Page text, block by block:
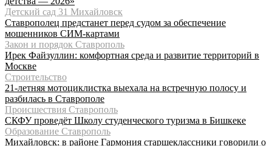
Детский сад 31 Михайловск
Ставрополец предстанет перед судом за обеспечение
мошенников СИМ-картами
Закон и порядок Ставрополь
Ирек Файзуллин: комфортная среда и развитие территорий в
Москве
Строительство
21-летняя мотоциклистка выехала на встречную полосу и
разбилась в Ставрополе
Происшествия Ставрополь
СКФУ проведёт Школу студенческого туризма в Бишкеке
Образование Ставрополь
Михайловск: в районе Гармония старшеклассники говорили о